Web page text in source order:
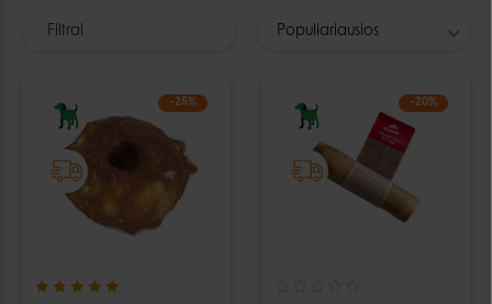
Filtrai Populiariausios
−25% −20%